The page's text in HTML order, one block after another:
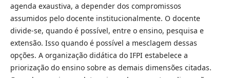
agenda exaustiva, a depender dos compromissos
assumidos pelo docente institucionalmente. O docente
divide-se, quando é possível, entre o ensino, pesquisa e
extensão. Isso quando é possível a mesclagem dessas
opções. A organização didática do IFPI estabelece a
priorização do ensino sobre as demais dimensões citadas.